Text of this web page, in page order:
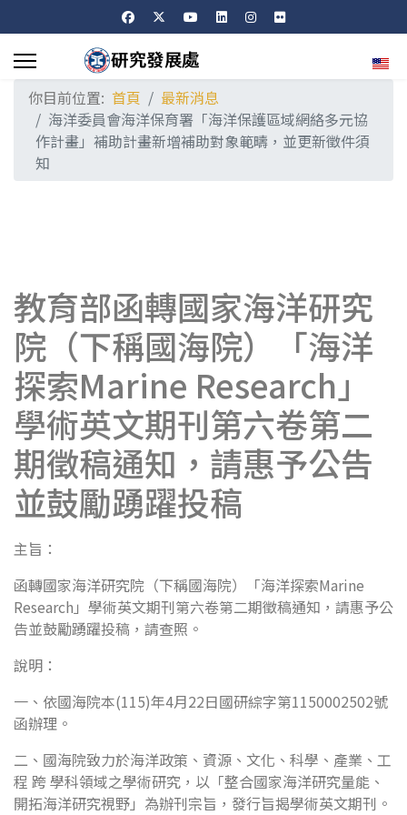
選擇
你目前位置: 首頁
最新消息
海洋委員會海洋保育署「海洋保護區域網絡多元協
作計畫」補助計畫新增補助對象範疇，並更新徵件須
知
教育部函轉國家海洋研究
院（下稱國海院）「海洋
探索Marine Research」
學術英文期刊第六卷第二
期徵稿通知，請惠予公告
並鼓勵踴躍投稿
主旨：
函轉國家海洋研究院（下稱國海院）「海洋探索Marine
Research」學術英文期刊第六卷第二期徵稿通知，請惠予公
告並鼓勵踴躍投稿，請查照。
說明：
一、依國海院本(115)年4月22日國研綜字第1150002502號
函辦理。
二、國海院致力於海洋政策、資源、文化、科學、產業、工
程 跨 學科領域之學術研究，以「整合國家海洋研究量能、
開拓海洋研究視野」為辦刊宗旨，發行旨揭學術英文期刊。